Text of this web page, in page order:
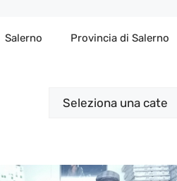
Salerno Provincia di Salerno
Categorie